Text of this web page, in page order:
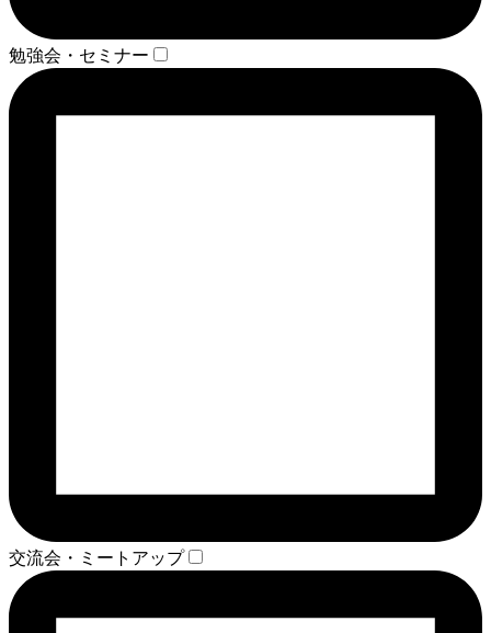
勉強会・セミナー
交流会・ミートアップ